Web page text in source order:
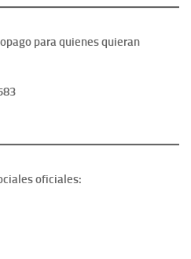
para quienes quieran
oficiales: